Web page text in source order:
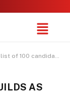
a late-night meeting attended by PM Modi
AS